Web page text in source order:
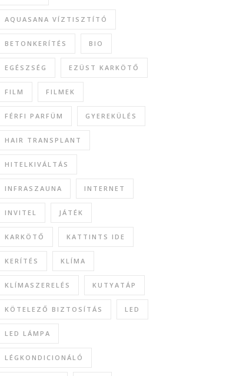
AQUASANA VÍZTISZTÍTÓ
BETONKERÍTÉS BIO
EGÉSZSÉG EZÜST KARKÖTŐ
FILM FILMEK
FÉRFI PARFÜM GYEREKÜLÉS
HAIR TRANSPLANT
HITELKIVÁLTÁS
INFRASZAUNA INTERNET
INVITEL JÁTÉK
KARKÖTŐ KATTINTS IDE
KERÍTÉS KLÍMA
KLÍMASZERELÉS KUTYATÁP
KÖTELEZŐ BIZTOSÍTÁS LED
LED LÁMPA
LÉGKONDICIONÁLÓ